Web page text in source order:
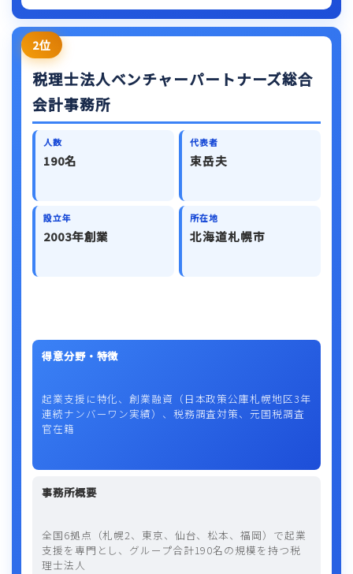
2位
税理士法人ベンチャーパートナーズ総合
会計事務所
人数
190名
代表者
束岳夫
設立年
2003年創業
所在地
北海道札幌市
得意分野・特徴
起業支援に特化、創業融資（日本政策公庫札幌地区3年
連続ナンバーワン実績）、税務調査対策、元国税調査
官在籍
事務所概要
全国6拠点（札幌2、東京、仙台、松本、福岡）で起業
支援を専門とし、グループ合計190名の規模を持つ税
理士法人